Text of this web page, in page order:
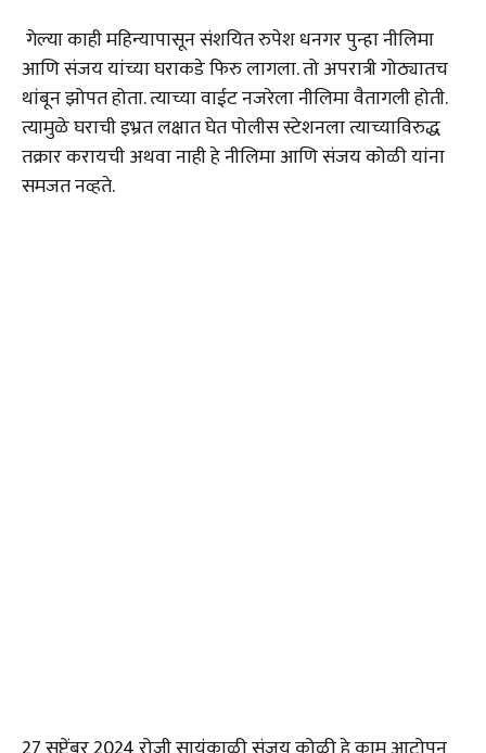
गेल्या काही महिन्यापासून संशयित रुपेश धनगर पुन्हा नीलिमा
आणि संजय यांच्या घराकडे फिरु लागला. तो अपरात्री गोठ्यातच
थांबून झोपत होता. त्याच्या वाईट नजरेला नीलिमा वैतागली होती.
त्यामुळे घराची इभ्रत लक्षात घेत पोलीस स्टेशनला त्याच्याविरुद्ध
तक्रार करायची अथवा नाही हे नीलिमा आणि संजय कोळी यांना
समजत नव्हते.